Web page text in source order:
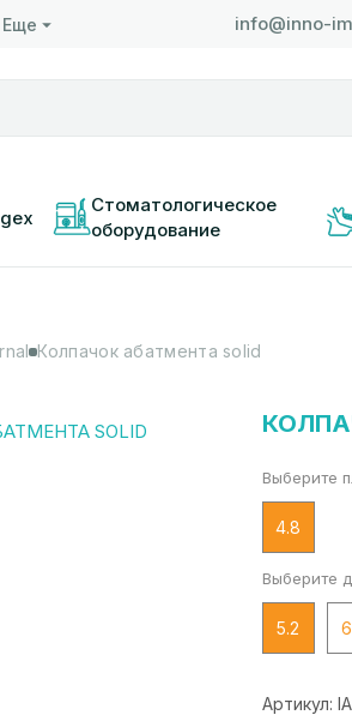
Еще info@inno-
Стоматологическое
оборудование
Колпачок абатмента solid
Выберите
4.8
Выберите
5.2
Артикул: